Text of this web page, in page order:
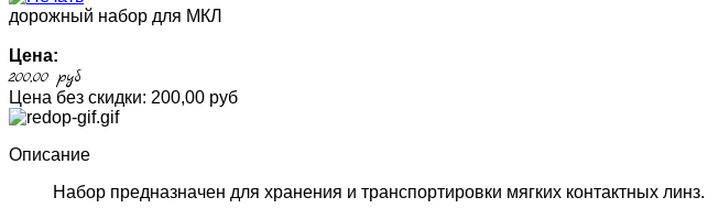
дорожный набор для МКЛ
Цена:
200,00 руб
Цена без скидки: 200,00 руб
Описание
Набор предназначен для хранения и транспортировки мягких контактных линз.